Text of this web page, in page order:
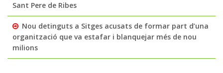
Sant Pere de Ribes
Nou detinguts a Sitges acusats de formar part d’una
organització que va estafar i blanquejar més de nou
milions